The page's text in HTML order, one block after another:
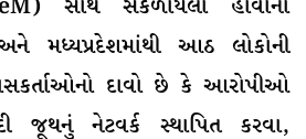
સાથે સંકળાયેલા હોવાના
મધ્યપ્રદેશમાંથી આઠ લોકોની
દાવો છે કે આરોપીઓ
જૂથનું નેટવર્ક સ્થાપિત કરવા,